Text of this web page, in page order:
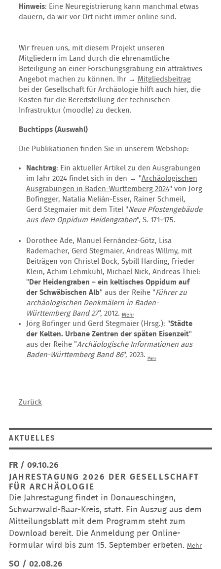
Hinweis: Eine Neuregistrierung kann manchmal etwas
dauern, da wir vor Ort nicht immer online sind.
Wir freuen uns, mit diesem Projekt unseren
Mitgliedern im Land durch die ehrenamtliche
Beteiligung an einer Forschungsgrabung ein attraktives
Angebot machen zu können. Ihr → Mitgliedsbeitrag
bei der Gesellschaft für Archäologie hilft auch hier, die
Kosten für die Bereitstellung der technischen
Infrastruktur (moodle) zu decken.
Buchtipps (Auswahl)
Die Publikationen finden Sie in unserem Webshop:
Nachtrag: Ein aktueller Artikel zu den Ausgrabungen
im Jahr 2024 findet sich in den → "Archäologischen
Ausgrabungen in Baden-Württemberg 2024" von Jörg
Bofingger, Natalia Melián-Esser, Rainer Schmeil,
Gerd Stegmaier mit dem Titel " Neue Pfostengebäude
aus dem Oppidum Heidengraben", S. 171–175.
Dorothee Ade, Manuel Fernández-Götz, Lisa
Rademacher, Gerd Stegmaier, Andreas Willmy, mit
Beiträgen von Christel Bock, Sybill Harding, Frieder
Klein, Achim Lehmkuhl, Michael Nick, Andreas Thiel:
" Der Heidengraben – ein keltisches Oppidum auf
der Schwäbischen Alb" aus der Reihe " Führer zu
archäologischen Denkmälern in Baden-
Württemberg Band 27", 2012. Mehr
Jörg Bofinger und Gerd Stegmaier (Hrsg.): "Städte
der Kelten. Urbane Zentren der späten Eisenzeit"
aus der Reihe "Archäologische Informationen aus
Baden-Württemberg Band 86", 2023. Mehr
Zurück
AKTUELLES
FR / 09.10.26
JAHRESTAGUNG 2026 DER GESELLSCHAFT
FÜR ARCHÄOLOGIE
Die Jahrestagung findet in Donaueschingen,
Schwarzwald-Baar-Kreis, statt. Ein Auszug aus dem
Mitteilungsblatt mit dem Programm steht zum
Download bereit. Die Anmeldung per Online-
Formular wird bis zum 15. September erbeten. Mehr
SO / 02.08.26